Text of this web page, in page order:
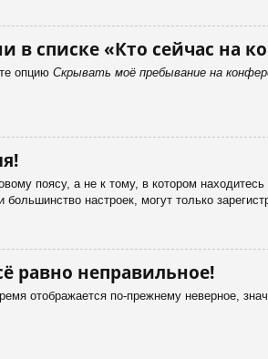
в списке «Кто сейчас на
опцию Скрывать моё пребывание на
поясу, а не к тому, в котором
настроек, могут только
равно неправильное!
отображается по-прежнему неверное,